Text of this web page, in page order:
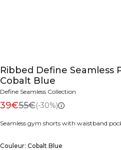
Ribbed Define Seamless
Cobalt Blue
Define Seamless Collection
39€55€(-30%)
Seamless gym shorts with waistband
Couleur: Cobalt Blue